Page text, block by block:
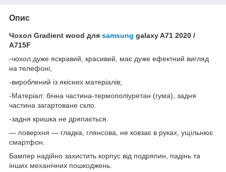
Опис
Чохол Gradient wood для samsung galaxy A71 2020 /
A715F
-чохол дуже яскравий, красивий, має дуже ефектний вигляд
на телефоні;
-вироблений із якісних матеріалів;
-Матеріал: бічна частина-термополіуретан (гума), задня
частина загартоване скло.
-задня кришка не дряпається.
— поверхня — гладка, глянсова, не ковзає в руках, ущільнює
смартфон.
Бампер надійно захистить корпус від подряпин, падінь та
інших механічних пошкоджень.